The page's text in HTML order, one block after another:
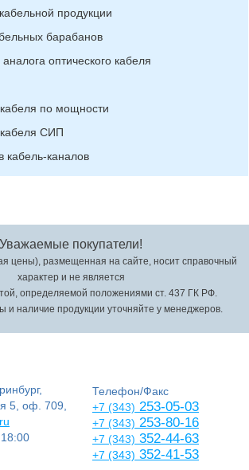
продукции
барабанов
оптического кабеля
по мощности
СИП
кабель-каналов
Уважаемые покупатели!
цены), размещенная на сайте, носит справочный
характер и не является
определяемой положениями ст. 437 ГК РФ.
и наличие продукции уточняйте у менеджеров.
5, оф. 709,
Телефон/Факс
+7 (343) 253-05-03
+7 (343) 253-80-16
+7 (343) 352-44-63
+7 (343) 352-41-53